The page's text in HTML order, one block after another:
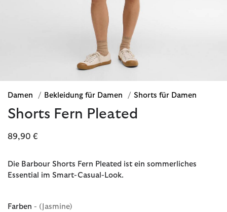
Damen / Bekleidung für Damen / Shorts für Damen
Shorts Fern Pleated
89,90 €
Die Barbour Shorts Fern Pleated ist ein sommerliches
Essential im Smart-Casual-Look.
Farben - (Jasmine)